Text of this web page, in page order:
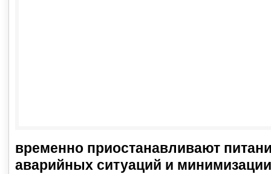
временно приостанавливают
аварийных ситуаций и